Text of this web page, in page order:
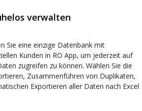
verwalten
Sie eine einzige Datenbank mit
Kunden in RO App, um jederzeit auf
zugreifen zu können. Wählen Sie die
Zusammenführen von Duplikaten,
Exportieren aller Daten nach Excel